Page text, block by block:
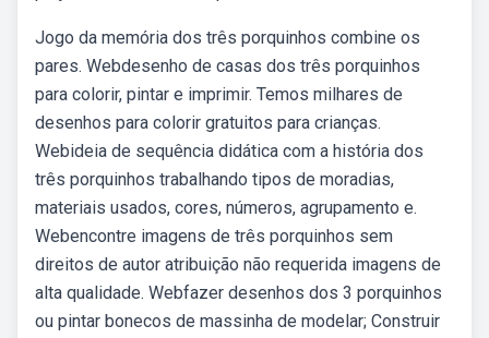
Jogo da memória dos três porquinhos combine os
pares. Webdesenho de casas dos três porquinhos
para colorir, pintar e imprimir. Temos milhares de
desenhos para colorir gratuitos para crianças.
Webideia de sequência didática com a história dos
três porquinhos trabalhando tipos de moradias,
materiais usados, cores, números, agrupamento e.
Webencontre imagens de três porquinhos sem
direitos de autor atribuição não requerida imagens de
alta qualidade. Webfazer desenhos dos 3 porquinhos
ou pintar bonecos de massinha de modelar; Construir